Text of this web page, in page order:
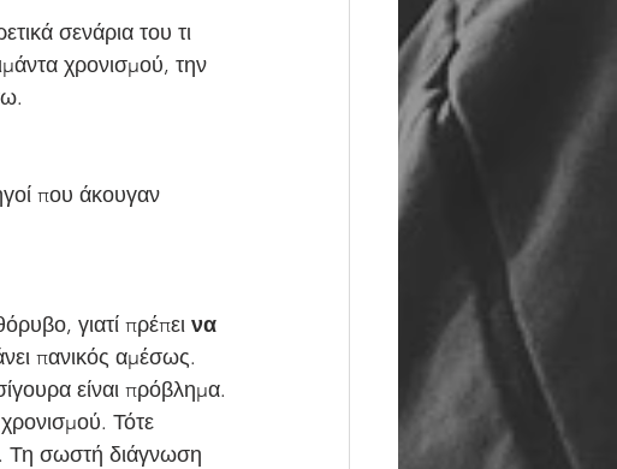
χρονισμού, την
γιατί πρέπει να
πανικός αμέσως.
είναι πρόβλημα.
Τότε
Τη σωστή διάγνωση